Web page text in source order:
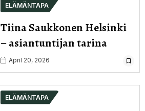
ELÄMÄNTAPA
Tiina Saukkonen Helsinki
– asiantuntijan tarina
April 20, 2026
ELÄMÄNTAPA